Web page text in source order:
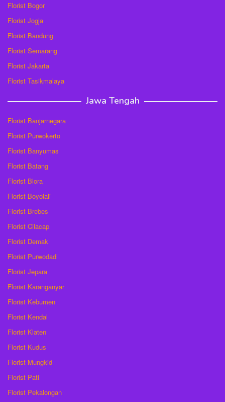
Florist Bogor
Florist Jogja
Florist Bandung
Florist Semarang
Florist Jakarta
Florist Tasikmalaya
Jawa Tengah
Florist Banjarnegara
Florist Purwokerto
Florist Banyumas
Florist Batang
Florist Blora
Florist Boyolali
Florist Brebes
Florist Cilacap
Florist Demak
Florist Purwodadi
Florist Jepara
Florist Karanganyar
Florist Kebumen
Florist Kendal
Florist Klaten
Florist Kudus
Florist Mungkid
Florist Pati
Florist Pekalongan